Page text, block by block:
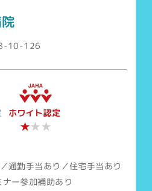
10-126
ホワイト認定
★★★
通勤手当あり／住宅手当あり
ー参加補助あり